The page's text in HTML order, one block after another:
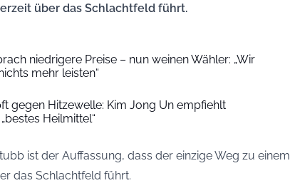
über das Schlachtfeld führt.
niedrigere Preise – nun weinen Wähler: „Wir
mehr leisten“
gegen Hitzewelle: Kim Jong Un empfiehlt
Heilmittel“
ist der Auffassung, dass der einzige Weg zu einem
das Schlachtfeld führt.